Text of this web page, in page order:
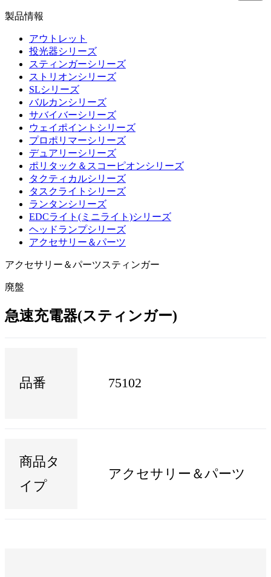
製品情報
アウトレット
投光器シリーズ
スティンガーシリーズ
ストリオンシリーズ
SLシリーズ
バルカンシリーズ
サバイバーシリーズ
ウェイポイントシリーズ
プロポリマーシリーズ
デュアリーシリーズ
ポリタック＆スコーピオンシリーズ
タクティカルシリーズ
タスクライトシリーズ
ランタンシリーズ
EDCライト(ミニライト)シリーズ
ヘッドランプシリーズ
アクセサリー＆パーツ
アクセサリー＆パーツスティンガー
廃盤
急速充電器(スティンガー)
品番 75102
商品タ
イプ
アクセサリー＆パーツ